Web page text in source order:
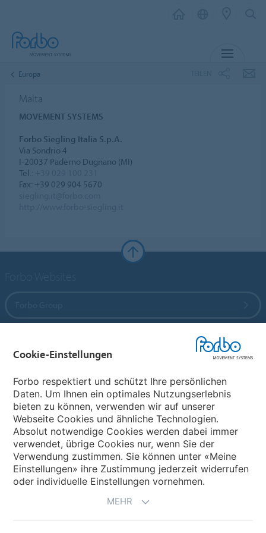
Europa
Malta
MOVEMENT SYSTEMS
Forbo Siegling Italia S.p.A.
Via Sondrio 4
I-20037 Paderno Dugnano (MI)
Tel.:
Fax: +39 029 904 5670
Wählen Sie ein Land
Wählen Sie Ihr Land
Cookie-Einstellungen
Forbo respektiert und schützt Ihre persönlichen
Daten. Um Ihnen ein optimales Nutzungserlebnis
bieten zu können, verwenden wir auf unserer
Webseite Cookies und ähnliche Technologien.
Absolut notwendige Cookies werden dabei immer
verwendet, übrige Cookies nur, wenn Sie der
Verwendung zustimmen. Sie können unter «Meine
Einstellungen» ihre Zustimmung jederzeit widerrufen
oder individuelle Einstellungen vornehmen.
MEHR